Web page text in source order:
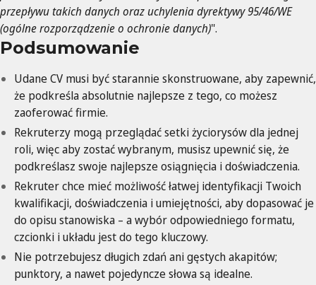
przepływu takich danych oraz uchylenia dyrektywy 95/46/WE
(ogólne rozporządzenie o ochronie danych)".
Podsumowanie
Udane CV musi być starannie skonstruowane, aby zapewnić,
że podkreśla absolutnie najlepsze z tego, co możesz
zaoferować firmie.
Rekruterzy mogą przeglądać setki życiorysów dla jednej
roli, więc aby zostać wybranym, musisz upewnić się, że
podkreślasz swoje najlepsze osiągnięcia i doświadczenia.
Rekruter chce mieć możliwość łatwej identyfikacji Twoich
kwalifikacji, doświadczenia i umiejętności, aby dopasować je
do opisu stanowiska – a wybór odpowiedniego formatu,
czcionki i układu jest do tego kluczowy.
Nie potrzebujesz długich zdań ani gęstych akapitów;
punktory, a nawet pojedyncze słowa są idealne.